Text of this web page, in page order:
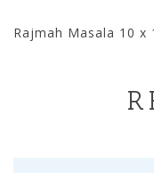
Rajmah Masala 10 x